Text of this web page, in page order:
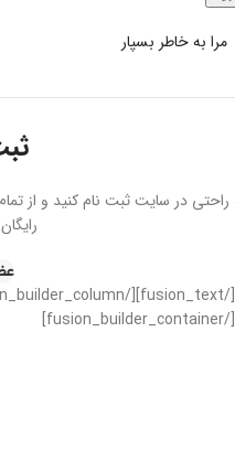
مرا به خاطر بسپار
راحتی در سایت ثبت نام کنید و از
[/fusion_builder_container]